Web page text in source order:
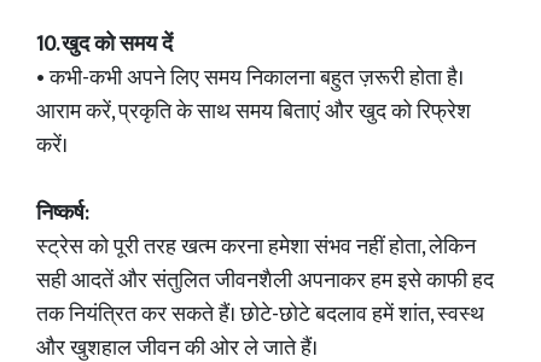
10. खुद को समय दें
• कभी-कभी अपने लिए समय निकालना बहुत ज़रूरी होता है।
आराम करें, प्रकृति के साथ समय बिताएं और खुद को रिफ्रेश
करें।
निष्कर्ष:
स्ट्रेस को पूरी तरह खत्म करना हमेशा संभव नहीं होता, लेकिन
सही आदतें और संतुलित जीवनशैली अपनाकर हम इसे काफी हद
तक नियंत्रित कर सकते हैं। छोटे-छोटे बदलाव हमें शांत, स्वस्थ
और खुशहाल जीवन की ओर ले जाते हैं।